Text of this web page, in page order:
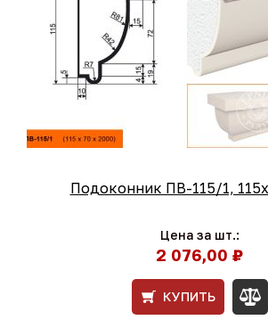
Подоконник ПВ-115/1,
Цена за шт.:
2 076,00 ₽
КУПИТЬ